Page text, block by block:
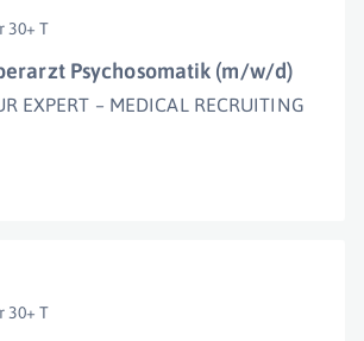
30+ T
Psychosomatik (m/w/d)
EXPERT – MEDICAL RECRUITING
30+ T